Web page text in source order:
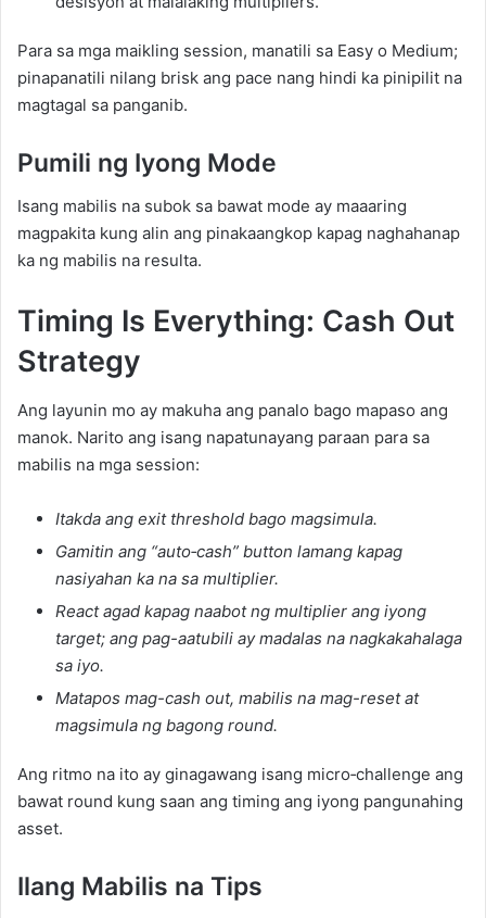
Para sa mga maikling session, manatili sa Easy o Medium;
pinapanatili nilang brisk ang pace nang hindi ka pinipilit na
magtagal sa panganib.
Pumili ng Iyong Mode
Isang mabilis na subok sa bawat mode ay maaaring
magpakita kung alin ang pinakaangkop kapag naghahanap
ka ng mabilis na resulta.
Timing Is Everything: Cash Out
Strategy
Ang layunin mo ay makuha ang panalo bago mapaso ang
manok. Narito ang isang napatunayang paraan para sa
mabilis na mga session:
Itakda ang exit threshold bago magsimula.
Gamitin ang “auto‑cash” button lamang kapag
nasiyahan ka na sa multiplier.
React agad kapag naabot ng multiplier ang iyong
target; ang pag-aatubili ay madalas na nagkakahalaga
sa iyo.
Matapos mag-cash out, mabilis na mag-reset at
magsimula ng bagong round.
Ang ritmo na ito ay ginagawang isang micro‑challenge ang
bawat round kung saan ang timing ang iyong pangunahing
asset.
Ilang Mabilis na Tips